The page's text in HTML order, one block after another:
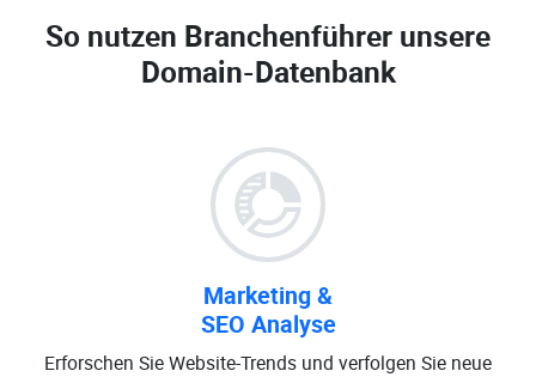
So nutzen Branchenführer unsere
Domain-Datenbank
Marketing &
SEO Analyse
Erforschen Sie Website-Trends und verfolgen Sie neue